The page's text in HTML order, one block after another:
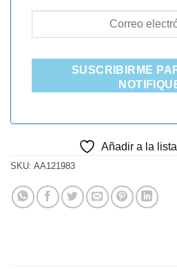
SUSCRIBIRME
Añadir a la
SKU: AA121983